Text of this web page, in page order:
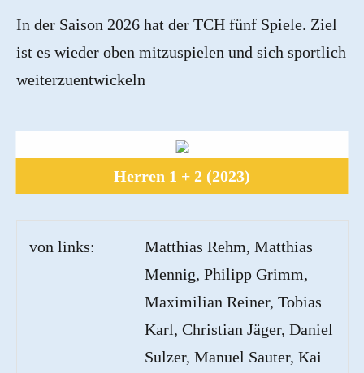
In der Saison 2026 hat der TCH fünf Spiele. Ziel
ist es wieder oben mitzuspielen und sich sportlich
weiterzuentwickeln
Herren 1 + 2 (2023)
von links:
Matthias Rehm, Matthias
Mennig, Philipp Grimm,
Maximilian Reiner, Tobias
Karl, Christian Jäger, Daniel
Sulzer, Manuel Sauter, Kai